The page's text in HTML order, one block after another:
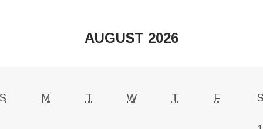
AUGUST 2026
S M T W T F